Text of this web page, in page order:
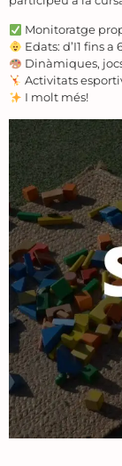
Monitoratge
Edats: d’I1 fins a
Dinàmiques,
Activitats
I molt més!